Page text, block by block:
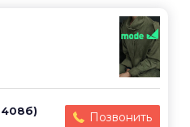
408б)
Позвонить